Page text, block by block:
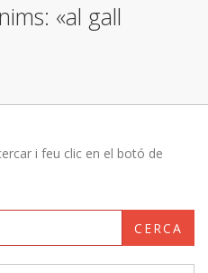
«al gall
i feu clic en el botó de
CERCA